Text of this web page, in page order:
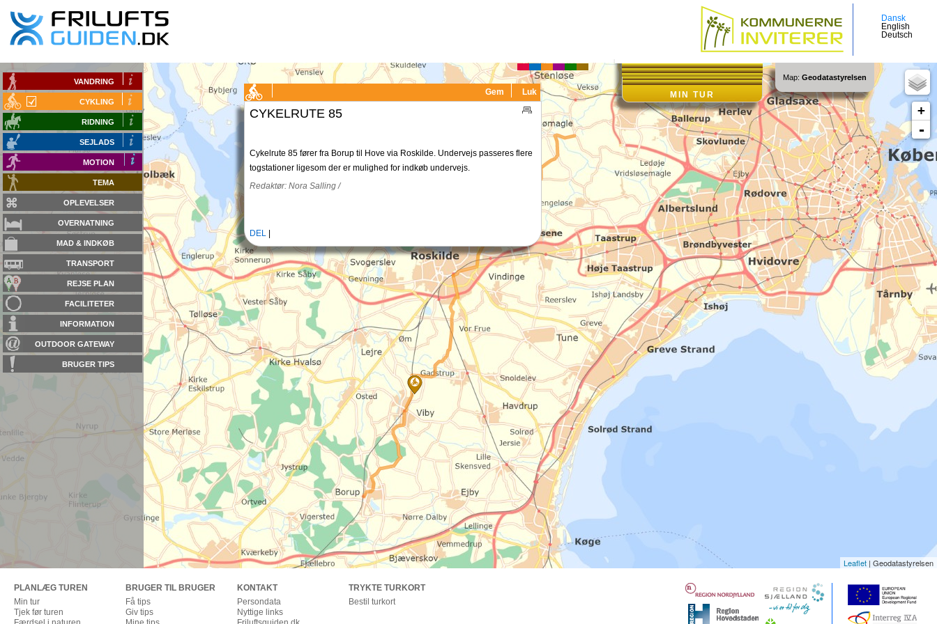
Dansk
English
Deutsch
+
-
+
-
Leaflet | Geodatastyrelsen
VANDRING
CYKLING
RIDNING
SEJLADS
MOTION
TEMA
OPLEVELSER
OVERNATNING
MAD & INDKØB
TRANSPORT
REJSE PLAN
FACILITETER
INFORMATION
OUTDOOR GATEWAY
BRUGER TIPS
Luk
Gem
CYKELRUTE 85
Cykelrute 85 fører fra Borup til Hove via Roskilde. Undervejs passeres flere
togstationer ligesom der er mulighed for indkøb undervejs.
Redaktør: Nora Salling /
DEL
Map: Geodatastyrelsen
MIN TUR
PLANLÆG TUREN
Min tur
Tjek før turen
BRUGER TIL BRUGER
Få tips
Giv tips
KONTAKT
Persondata
Nyttige links
TRYKTE TURKORT
Bestil turkort